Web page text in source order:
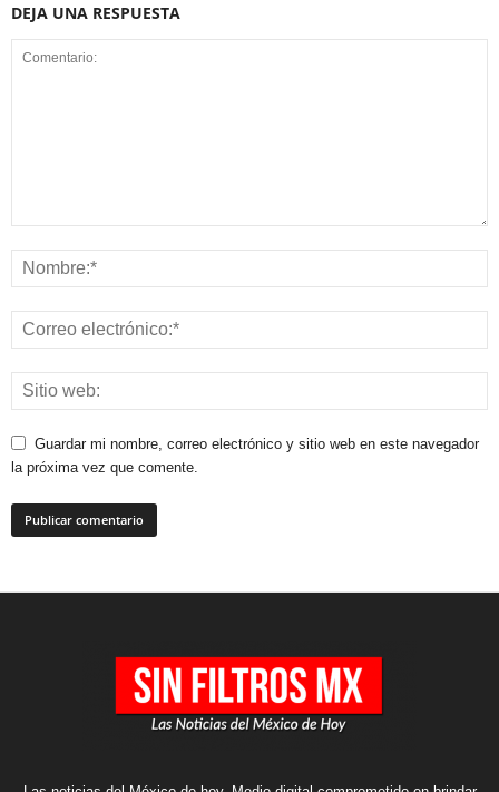
DEJA UNA RESPUESTA
Guardar mi nombre, correo electrónico y sitio web en este navegador
la próxima vez que comente.